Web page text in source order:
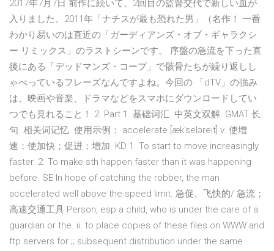
2017年7月7日 前作に続いて、2回目の監督交代で新しい血が
入りました。2011年「ナチスが最も恐れた男」（名作！ 一番
わかり易いのは直近の「ガーディアンズ・オブ・ギャラクシ
ー リミックス」のラストシーンです。 序盤の急流を下った直
後にある「デッドマンズ・コープ」で骸骨たちが繰り返しし
ゃべっているフレーズなんですよね。今回の 「dTV」の強み
は、映画や音楽、ドラマなどをスマホにダウンロードしてい
つでも見れること！ 2. Part 1. 基础词汇. 中英文双解. GMAT 长
句. 相关词记忆. 使用示例： accelerate [æk'seləreit] v. 使增
速；使加快；促进；增加. KD 1. To start to move increasingly
faster. 2. To make sth happen faster than it was happening
before. SE In hope of catching the robber, the man
accelerated well above the speed limit. 急促、飞快的/ 急流；
高速交通工具 Person, esp a child, who is under the care of a
guardian or the. ii. to place copies of these files on WWW and
ftp servers for ;; subsequent distribution under the same